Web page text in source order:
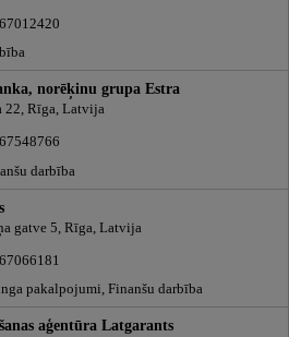
norēķinu grupa Estra
22, Rīga, Latvija
darbība
gatve 5, Rīga, Latvija
pakalpojumi, Finanšu darbība
aģentūra Latgarants